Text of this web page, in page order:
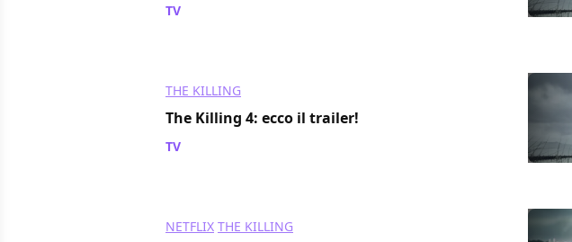
TV
THE KILLING
The Killing 4: ecco il trailer!
TV
NETFLIX THE KILLING